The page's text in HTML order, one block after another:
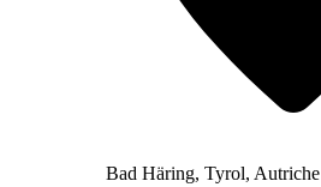
Bad Häring, Tyrol, Autriche